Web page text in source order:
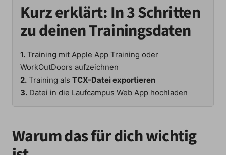
Kurz erklärt: In 3 Schritten
zu deinen Trainingsdaten
1. Training mit Apple App Training oder
WorkOutDoors aufzeichnen
2. Training als TCX-Datei exportieren
3. Datei in die Laufcampus Web App hochladen
Warum das für dich wichtig